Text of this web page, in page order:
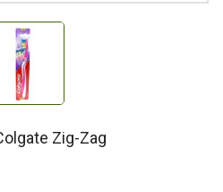
Zig-Zag